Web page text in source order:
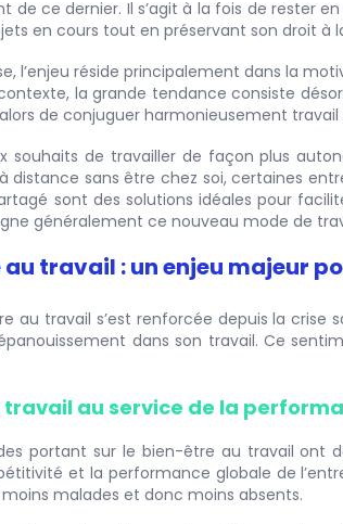
de ce dernier. Il s’agit à la fois de rester
en cours tout en préservant son droit à
l’enjeu réside principalement dans la
la grande tendance consiste
alors de conjuguer harmonieusement
souhaits de travailler de façon plus
distance sans être chez soi, certaines
sont des solutions idéales pour
généralement ce nouveau mode de
travail : un enjeu majeur
au travail s’est renforcée depuis la
dans son travail. Ce
au service de la
portant sur le bien-être au travail ont
et la performance globale de
malades et donc moins absents.